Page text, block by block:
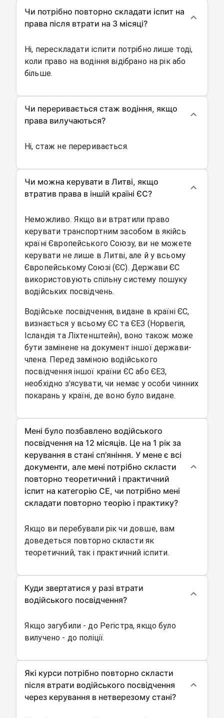
Чи потрібно повторно складати іспит на
права після втрати на 3 місяці?
Ні, перескладати іспити потрібно лише тоді,
коли право на водіння відібрано на рік або
більше.
Чи переривається стаж водіння, якщо
права вилучаються?
Ні, стаж не переривається.
Чи можна керувати в Литві, якщо
втратив права в іншій країні ЄС?
Неможливо. Якщо ви втратили право
керувати транспортним засобом в якійсь
країні Європейського Союзу, ви не можете
керувати не лише в Литві, але й у всьому
Європейському Союзі (ЄС). Держави ЄС
використовують спільну систему пошуку
водійських посвідчень.
Водійське посвідчення, видане в країні ЄС,
визнається у всьому ЄС та ЄЕЗ (Норвегія,
Ісландія та Ліхтенштейн), воно також може
бути замінене на документ іншої держави-
члена. Перед заміною водійського
посвідчення іншої країни ЄС або ЄЕЗ,
необхідно з'ясувати, чи немає у особи чинних
покарань у країні, де воно було видане.
Мені було позбавлено водійського
посвідчення на 12 місяців. Це на 1 рік за
керування в стані сп'яніння. У мене є всі
документи, але мені потрібно скласти
повторно теоретичний і практичний
іспит на категорію CE, чи потрібно мені
складати повторно теорію і практику?
Якщо ви перебували рік чи довше, вам
доведеться повторно скласти як
теоретичний, так і практичний іспити.
Куди звертатися у разі втрати
водійського посвідчення?
Якщо загубили - до Регістра, якщо було
вилучено - до поліції.
Які курси потрібно повторно скласти
після втрати водійського посвідчення
через керування в нетверезому стані?